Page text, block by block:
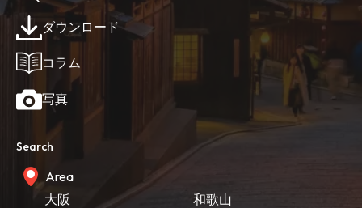
ダウンロード
コラム
写真
Search
Area
大阪
和歌山